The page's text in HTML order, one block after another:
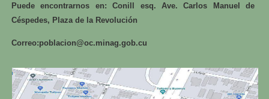
Puede encontrarnos en: Conill esq. Ave. Carlos Manuel de
Céspedes, Plaza de la Revolución
Correo:poblacion@oc.minag.gob.cu